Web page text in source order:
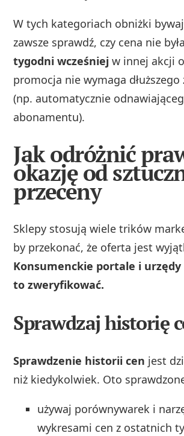
W tych kategoriach obniżki
zawsze sprawdź, czy cena nie była
tygodni wcześniej w innej akcji
promocja nie wymaga dłuższego
(np. automatycznie
abonamentu).
Jak odróżnić
okazję od
przeceny
Sklepy stosują wiele trików
by przekonać, że oferta jest
Konsumenckie portale i
to zweryfikować.
Sprawdzaj historię
Sprawdzenie historii cen jest
niż kiedykolwiek. Oto
używaj porównywarek i
wykresami cen z ostatnich